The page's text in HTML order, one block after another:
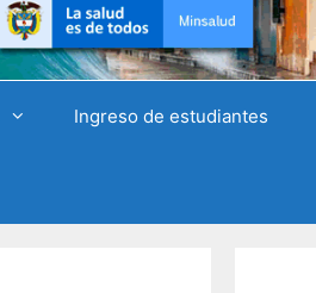
Ingreso de estudiantes